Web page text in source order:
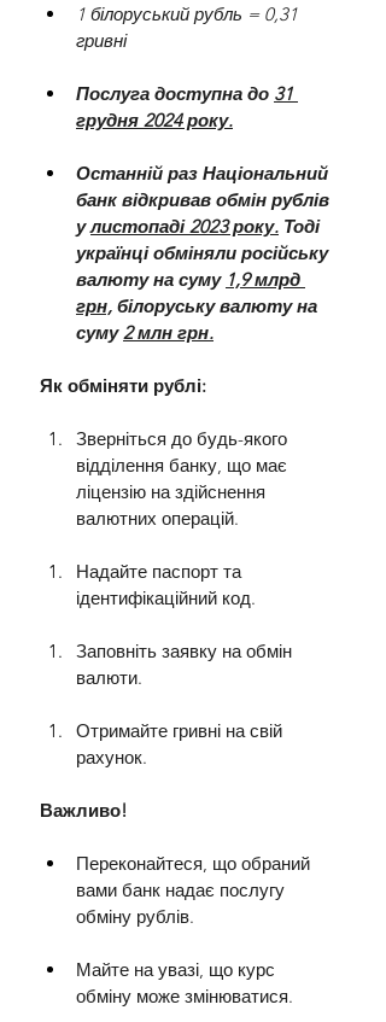
1 білоруський рубль = 0,31
гривні
Послуга доступна до 31
грудня 2024 року.
Останній раз Національний
банк відкривав обмін рублів
у листопаді 2023 року. Тоді
українці обміняли російську
валюту на суму 1,9 млрд
грн, білоруську валюту на
суму 2 млн грн.
Як обміняти рублі:
Зверніться до будь-якого
відділення банку, що має
ліцензію на здійснення
валютних операцій.
Надайте паспорт та
ідентифікаційний код.
Заповніть заявку на обмін
валюти.
Отримайте гривні на свій
рахунок.
Важливо!
Переконайтеся, що обраний
вами банк надає послугу
обміну рублів.
Майте на увазі, що курс
обміну може змінюватися.